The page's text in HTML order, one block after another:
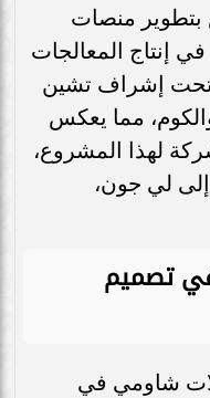
بتطوير منصات
إنتاج المعالجات
تحت إشراف تشين
مما يعكس
لهذا المشروع،
لي جون،
تصميم
شاومي في